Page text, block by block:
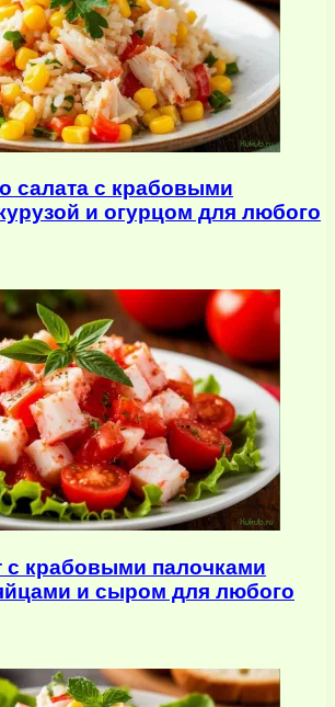
салата с крабовыми
и огурцом для любого
с крабовыми палочками
и сыром для любого